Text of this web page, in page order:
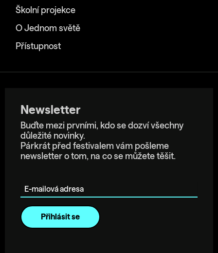
Školní projekce
O Jednom světě
Přístupnost
Newsletter
Buďte mezi prvními, kdo se dozví všechny
důležité novinky.
Párkrát před festivalem vám pošleme
newsletter o tom, na co se můžete těšit.